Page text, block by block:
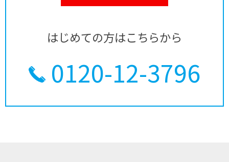
はじめての方はこちらから
0120-12-3796